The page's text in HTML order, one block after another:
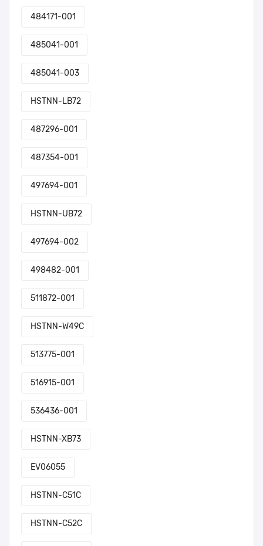
484171-001
485041-001
485041-003
HSTNN-LB72
487296-001
487354-001
497694-001
HSTNN-UB72
497694-002
498482-001
511872-001
HSTNN-W49C
513775-001
516915-001
536436-001
HSTNN-XB73
EV06055
HSTNN-C51C
HSTNN-C52C